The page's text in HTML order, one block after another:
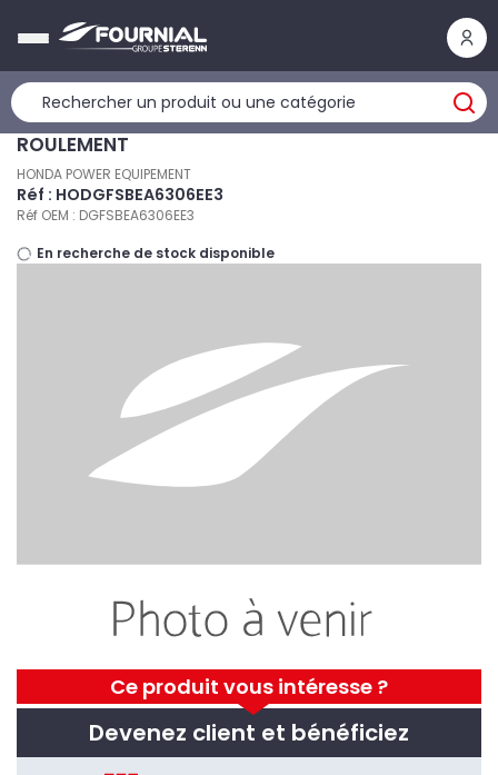
Ce produit vous intéresse ?
Devenez client et bénéficiez
ROULEMENT
HONDA POWER EQUIPEMENT
Réf : HODGFSBEA6306EE3
Réf OEM : DGFSBEA6306EE3
En recherche de stock disponible